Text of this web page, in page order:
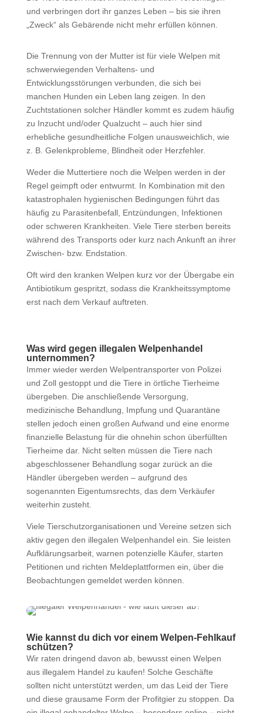
und verbringen dort ihr ganzes Leben – bis sie ihren
„Zweck“ als Gebärende nicht mehr erfüllen können.
Die Trennung von der Mutter ist für viele Welpen mit
schwerwiegenden Verhaltens- und
Entwicklungsstörungen verbunden, die sich bei
manchen Hunden ein Leben lang zeigen. In den
Zuchtstationen solcher Händler kommt es zudem häufig
zu Inzucht und/oder Qualzucht – auch hier sind
erhebliche gesundheitliche Folgen unausweichlich, wie
z. B. Gelenkprobleme, Blindheit oder Herzfehler.
Weder die Muttertiere noch die Welpen werden in der
Regel geimpft oder entwurmt. In Kombination mit den
katastrophalen hygienischen Bedingungen führt das
häufig zu Parasitenbefall, Entzündungen, Infektionen
oder schweren Krankheiten. Viele Tiere sterben bereits
während des Transports oder kurz nach Ankunft an ihrer
Zwischen- bzw. Endstation.
Oft wird den kranken Welpen kurz vor der Übergabe ein
Antibiotikum gespritzt, sodass die Krankheitssymptome
erst nach dem Verkauf auftreten.
Was wird gegen illegalen Welpenhandel
unternommen?
Immer wieder werden Welpentransporter von Polizei
und Zoll gestoppt und die Tiere in örtliche Tierheime
übergeben. Die anschließende Versorgung,
medizinische Behandlung, Impfung und Quarantäne
stellen jedoch einen großen Aufwand und eine enorme
finanzielle Belastung für die ohnehin schon überfüllten
Tierheime dar. Nicht selten müssen die Tiere nach
abgeschlossener Behandlung sogar zurück an die
Händler übergeben werden – aufgrund des
sogenannten Eigentumsrechts, das dem Verkäufer
weiterhin zusteht.
Viele Tierschutzorganisationen und Vereine setzen sich
aktiv gegen den illegalen Welpenhandel ein. Sie leisten
Aufklärungsarbeit, warnen potenzielle Käufer, starten
Petitionen und richten Meldeplattformen ein, über die
Beobachtungen gemeldet werden können.
Wie kannst du dich vor einem Welpen-Fehlkauf
schützen?
Wir raten dringend davon ab, bewusst einen Welpen
aus illegalem Handel zu kaufen! Solche Geschäfte
sollten nicht unterstützt werden, um das Leid der Tiere
und diese grausame Form der Profitgier zu stoppen. Da